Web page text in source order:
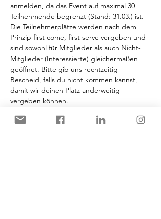
anmelden, da das Event auf maximal 30
Teilnehmende begrenzt (Stand: 31.03.) ist.
Die Teilnehmerplätze werden nach dem
Prinzip first come, first serve vergeben und
sind sowohl für Mitglieder als auch Nicht-
Mitglieder (Interessierte) gleichermaßen
geöffnet. Bitte gib uns rechtzeitig
Bescheid, falls du nicht kommen kannst,
damit wir deinen Platz anderweitig
vergeben können.
Präsenzevent in diesem Jahr und möchten